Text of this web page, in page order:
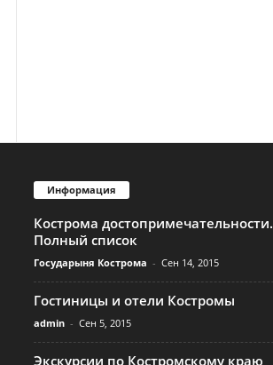
Информация
Кострома достопримечательности.
Полный список
Государыня Кострома - Сен 14, 2015
Гостиницы и отели Костромы
admin - Сен 5, 2015
Экскурсии по Костромскому краю